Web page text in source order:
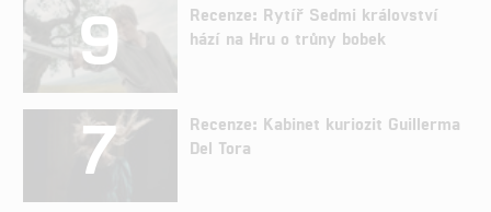
9
Recenze: Rytíř Sedmi království
hází na Hru o trůny bobek
7
Recenze: Kabinet kuriozit Guillerma
Del Tora